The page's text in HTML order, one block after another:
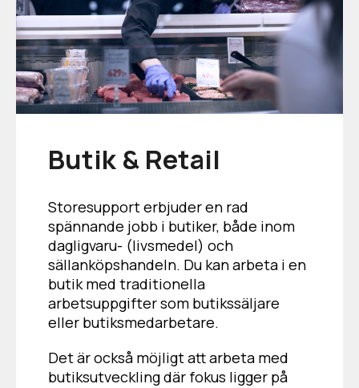
Butik & Retail
Storesupport erbjuder en rad
spännande jobb i butiker, både inom
dagligvaru- (livsmedel) och
sällanköpshandeln. Du kan arbeta i en
butik med traditionella
arbetsuppgifter som butikssäljare
eller butiksmedarbetare.
Det är också möjligt att arbeta med
butiksutveckling där fokus ligger på